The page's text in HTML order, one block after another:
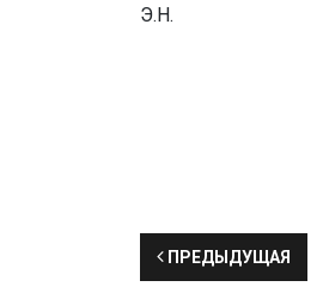
Э.Н.
ПРЕДЫДУЩАЯ